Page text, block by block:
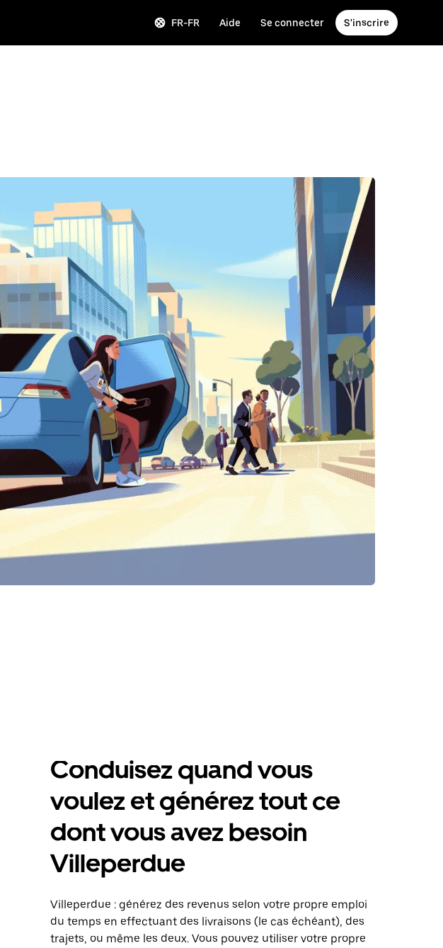
FR-FR Aide Se connecter S'inscrire
Conduisez quand vous
voulez et générez tout ce
dont vous avez besoin
Villeperdue
Villeperdue : générez des revenus selon votre propre emploi
du temps en effectuant des livraisons (le cas échéant), des
trajets, ou même les deux. Vous pouvez utiliser votre propre